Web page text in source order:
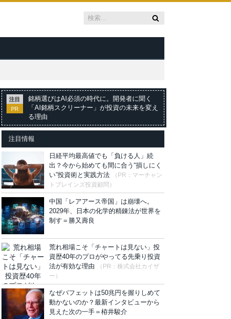
注目
PR
銘柄選びはAI必須の時代に。開発者に聞く
「AI銘柄スクリーナー」が投資の未来を変え
る理由
注目情報
日経平均最高値でも「負ける人」続
出？今から始めても間に合う“損しにく
い”投資術と実践方法
（PR：マーチャン
トブレインズ投資顧問）
中国「レアアース帝国」は崩壊へ。
2029年、日本の化学的精錬法が世界を
制す＝勝又壽良
荒れ相場こそ「チャートは見ない」投
資歴40年のプロがやってる先乗り投資
法が有効な理由
（PR：株式会社カイザ
ー）
なぜバフェットは50兆円を握りしめて
動かないのか？最新インタビューから
見えた次の一手＝栫井駿介